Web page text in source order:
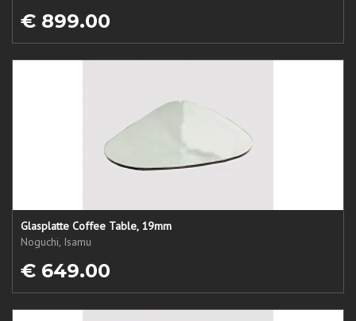
€ 899.00
Glasplatte Coffee Table, 19mm
Noguchi, Isamu
€ 649.00